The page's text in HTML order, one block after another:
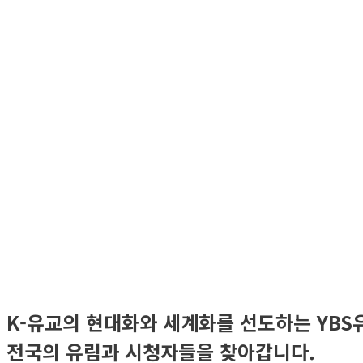
K-유교의 현대화와 세계화를 선도하는 YBS
전국의 유림과 시청자들을 찾아갑니다.